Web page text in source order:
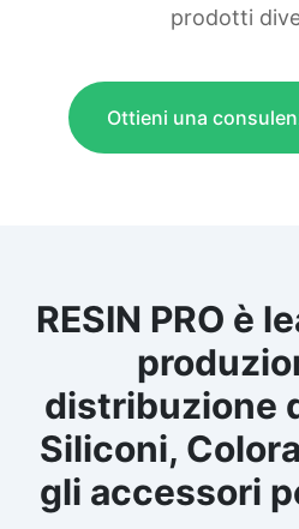
prodotti
Ottieni una
RESIN PRO è
distribuzione
Siliconi,
gli accessori